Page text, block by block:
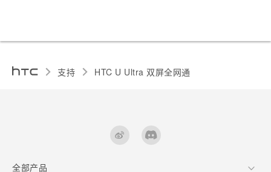
支持 HTC U Ultra 双屏全网通‎
全部产品